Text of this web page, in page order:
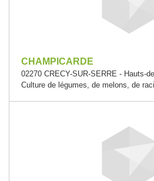
CHAMPICARDE
02270 CRECY-SUR-SERRE - Hauts-
Culture de légumes, de melons, de